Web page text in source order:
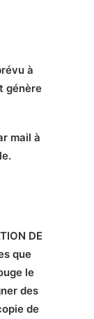
à
génère
mail à
DE
que
le
des
de